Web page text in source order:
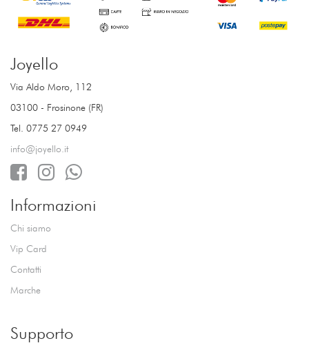
Joyello
Via Aldo Moro, 112
03100 - Frosinone (FR)
Tel. 0775 27 0949
info@joyello.it
Informazioni
Chi siamo
Vip Card
Contatti
Marche
Supporto